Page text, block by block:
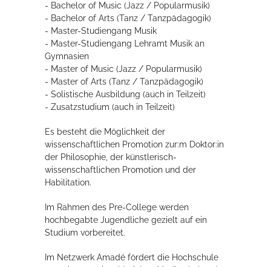
- Bachelor of Music (Jazz / Popularmusik)
- Bachelor of Arts (Tanz / Tanzpädagogik)
- Master-Studiengang Musik
- Master-Studiengang Lehramt Musik an
Gymnasien
- Master of Music (Jazz / Popularmusik)
- Master of Arts (Tanz / Tanzpädagogik)
- Solistische Ausbildung (auch in Teilzeit)
- Zusatzstudium (auch in Teilzeit)
Es besteht die Möglichkeit der
wissenschaftlichen Promotion zur:m Doktor:in
der Philosophie, der künstlerisch-
wissenschaftlichen Promotion und der
Habilitation.
Im Rahmen des Pre-College werden
hochbegabte Jugendliche gezielt auf ein
Studium vorbereitet.
Im Netzwerk Amadé fördert die Hochschule